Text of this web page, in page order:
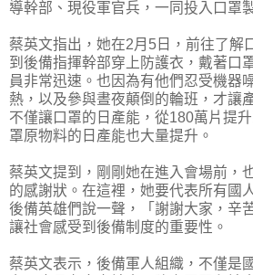
導幹部、現役軍官兵，一同投入口罩
蔡英文指出，她在2月5日，前往了解
到後備指揮幹部穿上防護衣，戴著口
員非常迅速。也因為有他們忍受機器
熱，以及參與晝夜顛倒的輪班，才讓
不僅讓口罩的日產能，從180萬片提
罩原物料的日產能也大量提升。
蔡英文提到，剛剛她在進入會場前，
的感謝狀。在這裡，她要代表所有國
後備英雄們說一聲，「謝謝大家，辛
讓社會感受到後備制度的重要性。
蔡英文表示，後備軍人組織，不僅是